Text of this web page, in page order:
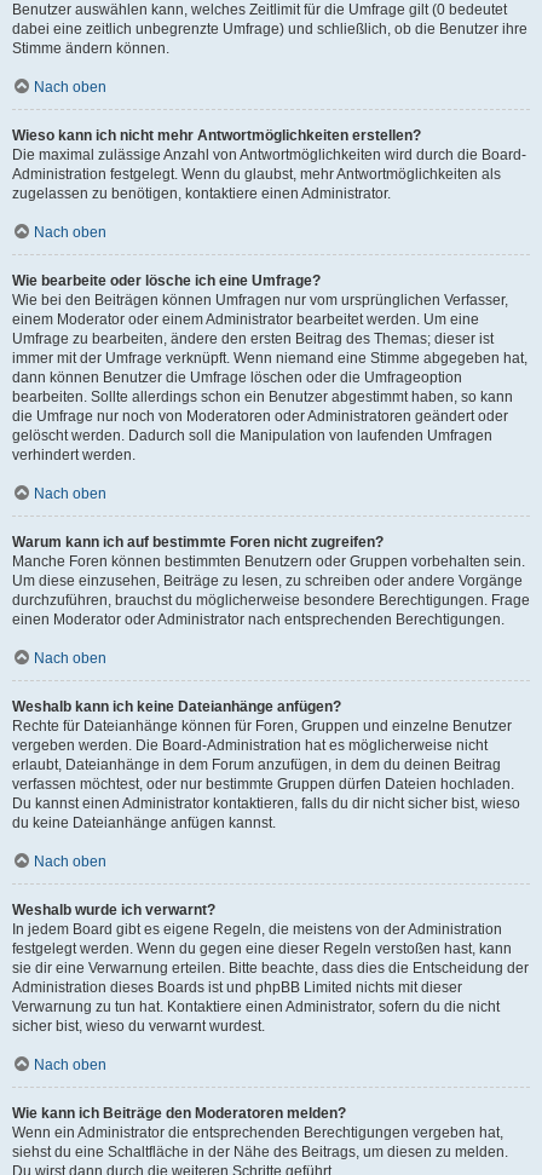
Benutzer auswählen kann, welches Zeitlimit für die Umfrage gilt (0 bedeutet
dabei eine zeitlich unbegrenzte Umfrage) und schließlich, ob die Benutzer ihre
Stimme ändern können.
Nach oben
Wieso kann ich nicht mehr Antwortmöglichkeiten erstellen?
Die maximal zulässige Anzahl von Antwortmöglichkeiten wird durch die Board-
Administration festgelegt. Wenn du glaubst, mehr Antwortmöglichkeiten als
zugelassen zu benötigen, kontaktiere einen Administrator.
Nach oben
Wie bearbeite oder lösche ich eine Umfrage?
Wie bei den Beiträgen können Umfragen nur vom ursprünglichen Verfasser,
einem Moderator oder einem Administrator bearbeitet werden. Um eine
Umfrage zu bearbeiten, ändere den ersten Beitrag des Themas; dieser ist
immer mit der Umfrage verknüpft. Wenn niemand eine Stimme abgegeben hat,
dann können Benutzer die Umfrage löschen oder die Umfrageoption
bearbeiten. Sollte allerdings schon ein Benutzer abgestimmt haben, so kann
die Umfrage nur noch von Moderatoren oder Administratoren geändert oder
gelöscht werden. Dadurch soll die Manipulation von laufenden Umfragen
verhindert werden.
Nach oben
Warum kann ich auf bestimmte Foren nicht zugreifen?
Manche Foren können bestimmten Benutzern oder Gruppen vorbehalten sein.
Um diese einzusehen, Beiträge zu lesen, zu schreiben oder andere Vorgänge
durchzuführen, brauchst du möglicherweise besondere Berechtigungen. Frage
einen Moderator oder Administrator nach entsprechenden Berechtigungen.
Nach oben
Weshalb kann ich keine Dateianhänge anfügen?
Rechte für Dateianhänge können für Foren, Gruppen und einzelne Benutzer
vergeben werden. Die Board-Administration hat es möglicherweise nicht
erlaubt, Dateianhänge in dem Forum anzufügen, in dem du deinen Beitrag
verfassen möchtest, oder nur bestimmte Gruppen dürfen Dateien hochladen.
Du kannst einen Administrator kontaktieren, falls du dir nicht sicher bist, wieso
du keine Dateianhänge anfügen kannst.
Nach oben
Weshalb wurde ich verwarnt?
In jedem Board gibt es eigene Regeln, die meistens von der Administration
festgelegt werden. Wenn du gegen eine dieser Regeln verstoßen hast, kann
sie dir eine Verwarnung erteilen. Bitte beachte, dass dies die Entscheidung der
Administration dieses Boards ist und phpBB Limited nichts mit dieser
Verwarnung zu tun hat. Kontaktiere einen Administrator, sofern du die nicht
sicher bist, wieso du verwarnt wurdest.
Nach oben
Wie kann ich Beiträge den Moderatoren melden?
Wenn ein Administrator die entsprechenden Berechtigungen vergeben hat,
siehst du eine Schaltfläche in der Nähe des Beitrags, um diesen zu melden.
Du wirst dann durch die weiteren Schritte geführt.